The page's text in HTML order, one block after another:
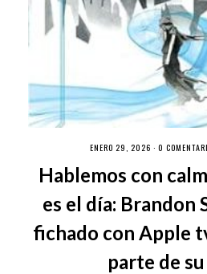
ENERO 29, 2026 · 0
Hablemos con
es el día: Brandon
fichado con Apple
parte de